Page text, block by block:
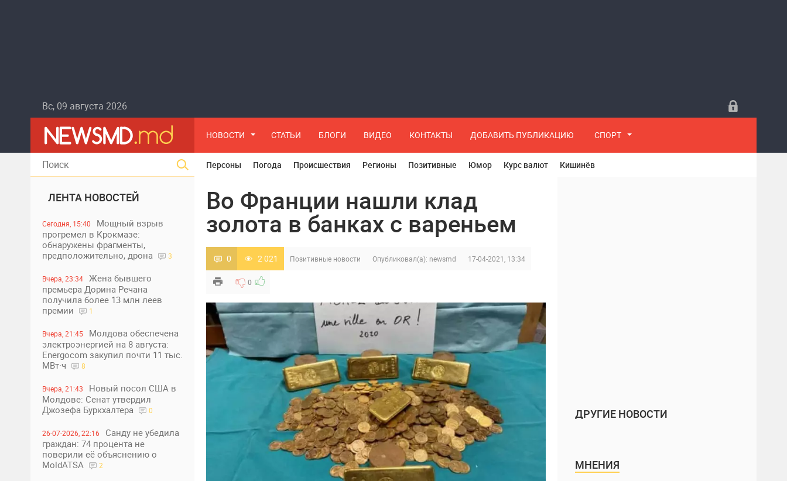
Вс, 09 августа 2026
НОВОСТИ СТАТЬИ БЛОГИ ВИДЕО КОНТАКТЫ ДОБАВИТЬ ПУБЛИКАЦИЮ СПОРТ
ЛЕНТА НОВОСТЕЙ
Сегодня, 15:40
Мощный взрыв
прогремел в Крокмазе:
обнаружены фрагменты,
предположительно, дрона
3
Вчера, 23:34
Жена бывшего
премьера Дорина Речана
получила более 13 млн леев
премии
1
Вчера, 21:45
Молдова обеспечена
электроэнергией на 8 августа:
Energocom закупил почти 11 тыс.
МВт·ч
8
Вчера, 21:43
Новый посол США в
Молдове: Сенат утвердил
Джозефа Буркхалтера
0
26-07-2026, 22:16
Санду не убедила
граждан: 74 процента не
поверили её объяснению о
MoldATSA
2
Персоны Погода Происшествия Регионы Позитивные Юмор Курс валют Кишинёв
Во Франции нашли клад
золота в банках с вареньем
0 2 021 Позитивные новости Опубликовал(а): newsmd 17-04-2021, 13:34
0
ДРУГИЕ НОВОСТИ
МНЕНИЯ